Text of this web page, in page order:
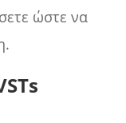
ώστε να